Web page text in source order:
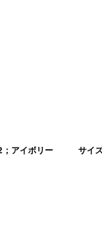
アイボリー サイズ